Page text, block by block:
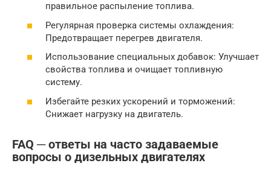
правильное распыление топлива.
Регулярная проверка системы охлаждения:
Предотвращает перегрев двигателя.
Использование специальных добавок: Улучшает
свойства топлива и очищает топливную
систему.
Избегайте резких ускорений и торможений:
Снижает нагрузку на двигатель.
FAQ ─ ответы на часто задаваемые
вопросы о дизельных двигателях